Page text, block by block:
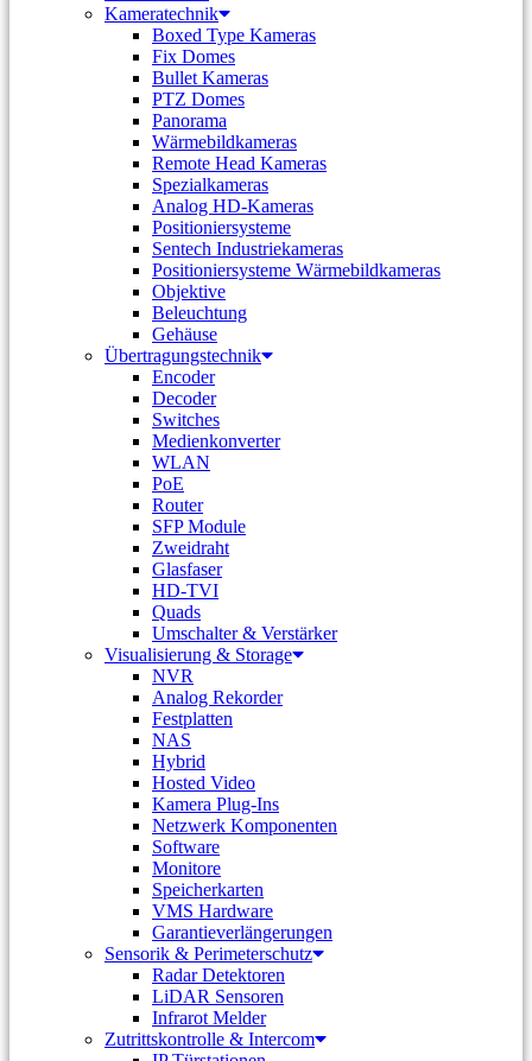
Kameratechnik
Boxed Type Kameras
Fix Domes
Bullet Kameras
PTZ Domes
Panorama
Wärmebildkameras
Remote Head Kameras
Spezialkameras
Analog HD-Kameras
Positioniersysteme
Sentech Industriekameras
Positioniersysteme Wärmebildkameras
Objektive
Beleuchtung
Gehäuse
Übertragungstechnik
Encoder
Decoder
Switches
Medienkonverter
WLAN
PoE
Router
SFP Module
Zweidraht
Glasfaser
HD-TVI
Quads
Umschalter & Verstärker
Visualisierung & Storage
NVR
Analog Rekorder
Festplatten
NAS
Hybrid
Hosted Video
Kamera Plug-Ins
Netzwerk Komponenten
Software
Monitore
Speicherkarten
VMS Hardware
Garantieverlängerungen
Sensorik & Perimeterschutz
Radar Detektoren
LiDAR Sensoren
Infrarot Melder
Zutrittskontrolle & Intercom